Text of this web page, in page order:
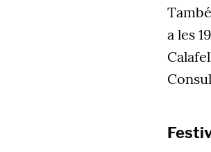
a les